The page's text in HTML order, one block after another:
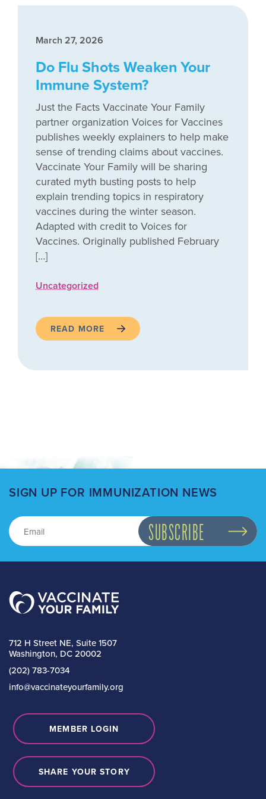
March 27, 2026
Do Flu Shots Weaken Your
Immune System?
Just the Facts Vaccinate Your Family
partner organization Voices for Vaccines
publishes weekly explainers to help make
sense of trending claims about vaccines.
Vaccinate Your Family will be sharing
curated myth busting posts to help
explain trending topics in respiratory
vaccines during the winter season.
Adapted with credit to Voices for
Vaccines. Originally published February
[…]
Uncategorized
READ MORE
SIGN UP FOR IMMUNIZATION NEWS
712 H Street NE, Suite 1507
Washington, DC 20002
(202) 783-7034
info@vaccinateyourfamily.org
MEMBER LOGIN
SHARE YOUR STORY